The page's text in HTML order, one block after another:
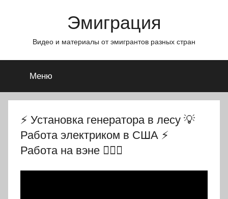
Эмиграция
Видео и материалы от эмигрантов разных стран
Меню
⚡ Установка генератора в лесу 💡
Работа электриком в США ⚡
Работа на вэне 🏄🏻‍♂️